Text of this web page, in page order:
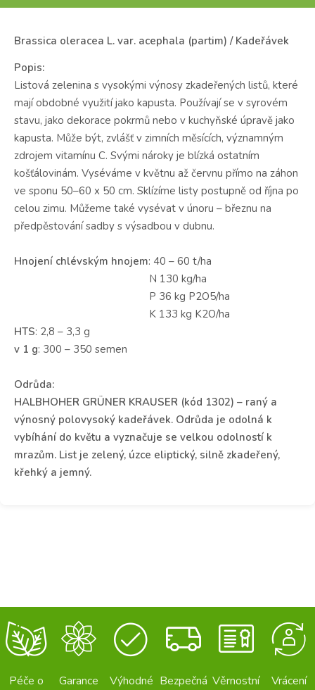
Brassica oleracea L. var. acephala (partim) / Kadeřávek
Popis:
Listová zelenina s vysokými výnosy zkadeřených listů, které
mají obdobné využití jako kapusta. Používají se v syrovém
stavu, jako dekorace pokrmů nebo v kuchyňské úpravě jako
kapusta. Může být, zvlášť v zimních měsících, významným
zdrojem vitamínu C. Svými nároky je blízká ostatním
košťálovinám. Vyséváme v květnu až červnu přímo na záhon
ve sponu 50–60 x 50 cm. Sklízíme listy postupně od října po
celou zimu. Můžeme také vysévat v únoru – březnu na
předpěstování sadby s výsadbou v dubnu.
Hnojení chlévským hnojem: 40 – 60 t/ha
N 130 kg/ha
P 36 kg P2O5/ha
K 133 kg K2O/ha
HTS: 2,8 – 3,3 g
v 1 g: 300 – 350 semen
Odrůda:
HALBHOHER GRÜNER KRAUSER (kód 1302) – raný a
výnosný polovysoký kadeřávek. Odrůda je odolná k
vybíhání do květu a vyznačuje se velkou odolností k
mrazům. List je zelený, úzce eliptický, silně zkadeřený,
křehký a jemný.
Péče o
Garance
Výhodné Bezpečná Věrnostní
Vrácení